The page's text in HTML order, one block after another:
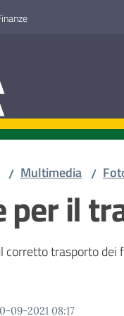
/ Multimedia /
per il
corretto trasporto dei
09-2021 08:17